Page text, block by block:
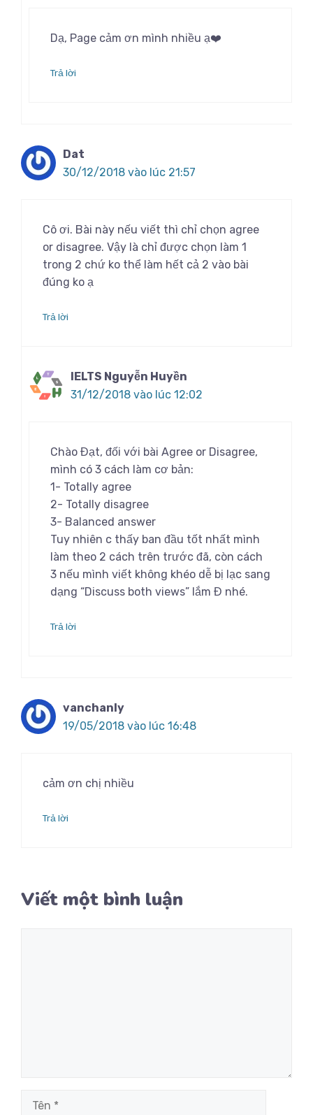
Dạ, Page cảm ơn mình nhiều ạ❤️
Trả lời
Dat
30/12/2018 vào lúc 21:57
Cô ơi. Bài này nếu viết thì chỉ chọn agree
or disagree. Vậy là chỉ được chọn làm 1
trong 2 chứ ko thể làm hết cả 2 vào bài
đúng ko ạ
Trả lời
IELTS Nguyễn Huyền
31/12/2018 vào lúc 12:02
Chào Đạt, đối với bài Agree or Disagree,
mình có 3 cách làm cơ bản:
1- Totally agree
2- Totally disagree
3- Balanced answer
Tuy nhiên c thấy ban đầu tốt nhất mình
làm theo 2 cách trên trước đã, còn cách
3 nếu mình viết không khéo dễ bị lạc sang
dạng “Discuss both views” lắm Đ nhé.
Trả lời
vanchanly
19/05/2018 vào lúc 16:48
cảm ơn chị nhiều
Trả lời
Viết một bình luận
Tên